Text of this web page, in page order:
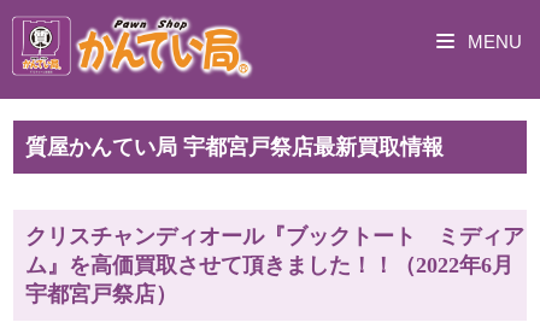
MENU
質屋かんてい局 宇都宮戸祭店最新買取情報
クリスチャンディオール『ブックトート ミディア
ム』を高価買取させて頂きました！！（2022年6月
宇都宮戸祭店）